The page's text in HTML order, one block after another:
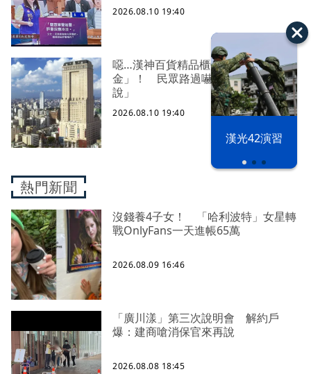
漢光42演習
2026.08.10 19:40
噁…漢神百貨精品櫃旁驚見「滿地黃
金」！ 民眾路過嚇壞「業者這樣
說」
2026.08.10 19:40
熱門新聞
沒錢養4子女！ 「哈利波特」女星轉
戰OnlyFans一天進帳65萬
2026.08.09 16:46
「廣川漾」第三次說明會 解約戶
爆：建商嗆消保官來再說
2026.08.08 18:45